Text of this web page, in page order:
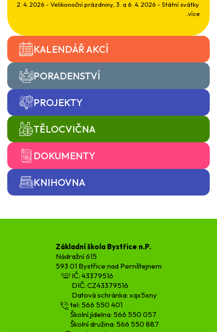
2. 4. 2026 - Velikonoční prázdniny, 3. a 6. 4. 2026 - Státní svátky
..více
KALENDÁŘ AKCÍ
PORADENSTVÍ
PROJEKTY
TĚLOCVIČNA
DOKUMENTY
KNIHOVNA
Základní škola Bystřice n.P.
Nádražní 615
593 01 Bystřice nad Pernštejnem
IČ: 43379516
DIČ: CZ43379516
Datová schránka: xqx5xny
tel: 566 550 401
Školní jídelna: 566 550 057
Školní družina: 566 550 887